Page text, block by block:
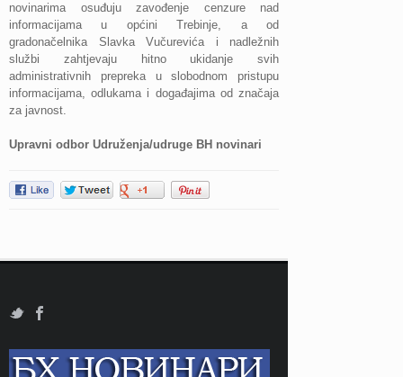
novinarima osuđuju zavođenje cenzure nad
informacijama u općini Trebinje, a od
gradonačelnika Slavka Vučurevića i nadležnih
službi zahtjevaju hitno ukidanje svih
administrativnih prepreka u slobodnom pristupu
informacijama, odlukama i događajima od značaja
za javnost.
Upravni odbor Udruženja/udruge BH novinari